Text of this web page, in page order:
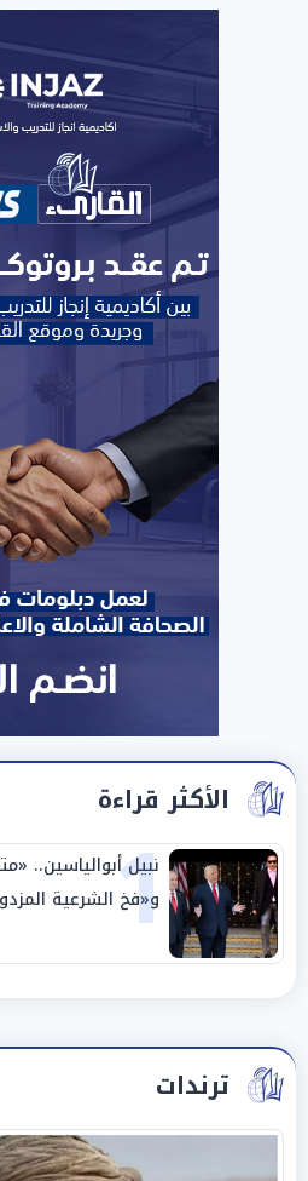
الأكثر قراءة
1
نبيل أبوالياسين..
و«فخ الشرعية
وحليفه في «ميتم
ترندات